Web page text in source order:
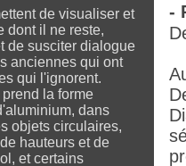
de visualiser et
dont il ne reste,
de susciter dialogue
anciennes qui ont
qui l'ignorent.
la forme
dans
objets circulaires,
hauteurs et de
et certains
-